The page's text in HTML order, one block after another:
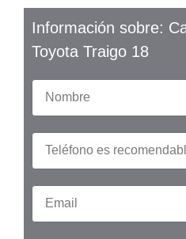
Información sobre:
Toyota Traigo 18